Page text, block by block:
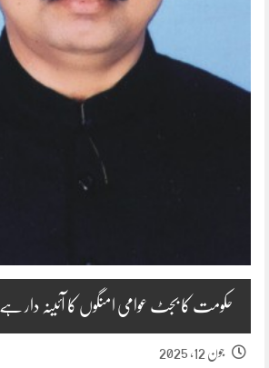
حکومت کا بجٹ عوامی امنگوں کا آئینہ دار ہے
جون 12, 2025